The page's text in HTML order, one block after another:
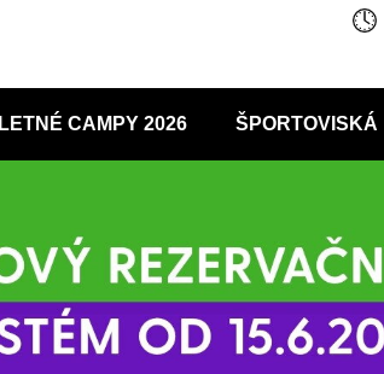
LETNÉ CAMPY 2026 ŠPORTOVISKÁ